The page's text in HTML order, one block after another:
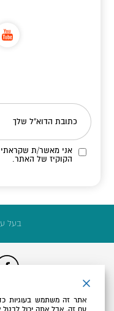
כתובת הדוא"ל שלך
אני מאשר/ת
הקוקיז של האתר.
בעל
הצהרת נגישות תקנון, תנאי
Powered by
אתר זה משתמש בעוגיות